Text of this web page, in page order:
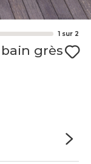
1 sur 2
grès